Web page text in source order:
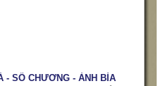
- SỐ CHƯƠNG - ẢNH BÌA